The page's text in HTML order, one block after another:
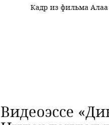
Кадр из фильма
Видеоэссе